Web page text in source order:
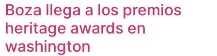
Boza llega a los premios
heritage awards en
washington